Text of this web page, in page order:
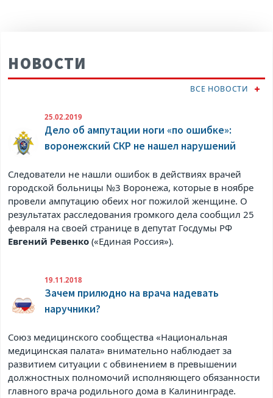
НОВОСТИ
ВСЕ НОВОСТИ
25.02.2019
Дело об ампутации ноги «по ошибке»:
воронежский СКР не нашел нарушений
Следователи не нашли ошибок в действиях врачей
городской больницы №3 Воронежа, которые в ноябре
провели ампутацию обеих ног пожилой женщине. О
результатах расследования громкого дела сообщил 25
февраля на своей странице в депутат Госдумы РФ
Евгений Ревенко(«Единая Россия»).
19.11.2018
Зачем прилюдно на врача надевать
наручники?
Союз медицинского сообщества «Национальная
медицинская палата» внимательно наблюдает за
развитием ситуации с обвинением в превышении
должностных полномочий исполняющего обязанности
главного врача родильного дома в Калининграде.